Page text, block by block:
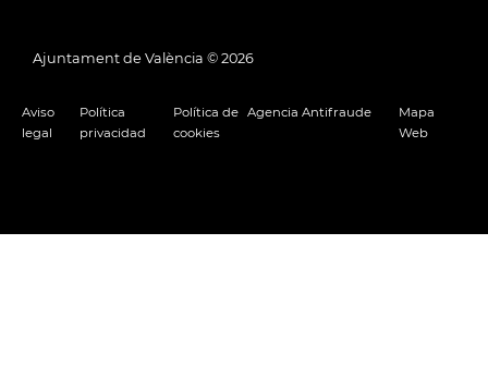
Ajuntament de València © 2026
Aviso
legal
Política
privacidad
Política de
cookies
Agencia Antifraude
Mapa
Web